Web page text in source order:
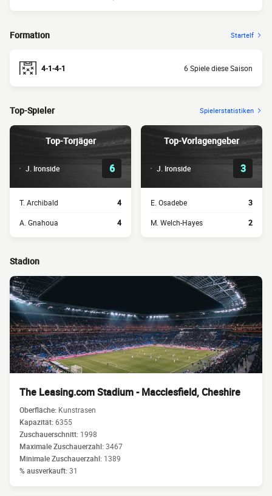
Formation Startelf
4-1-4-1 6 Spiele diese Saison
Top-Spieler Spielerstatistiken
Top-Torjäger
J. Ironside 6
T. Archibald 4
A. Gnahoua 4
Top-Vorlagengeber
J. Ironside 3
E. Osadebe 3
M. Welch-Hayes 2
Stadion
The Leasing.com Stadium - Macclesfield, Cheshire
Oberfläche: Kunstrasen
Kapazität:6355
Zuschauerschnitt: 1998
Maximale Zuschauerzahl:3467
Minimale Zuschauerzahl: 1389
% ausverkauft:31